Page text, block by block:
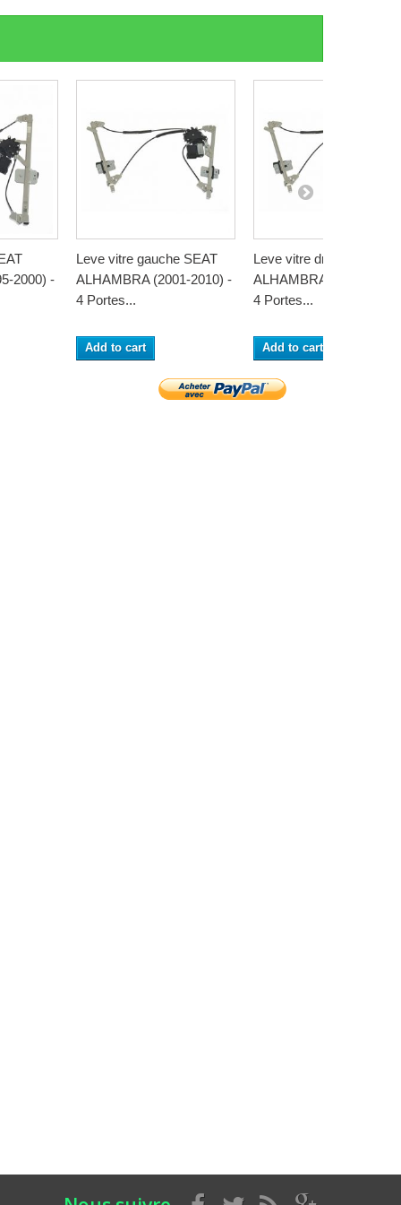
2000) -
Leve vitre gauche SEAT
ALHAMBRA (2001-2010) -
4 Portes...
Add to cart
Leve vitre droit SEAT
ALHAMBRA (2001-
4 Portes...
Add to cart